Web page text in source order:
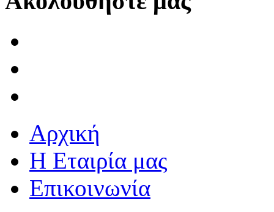
Αρχική
Η Εταιρία μας
Επικοινωνία